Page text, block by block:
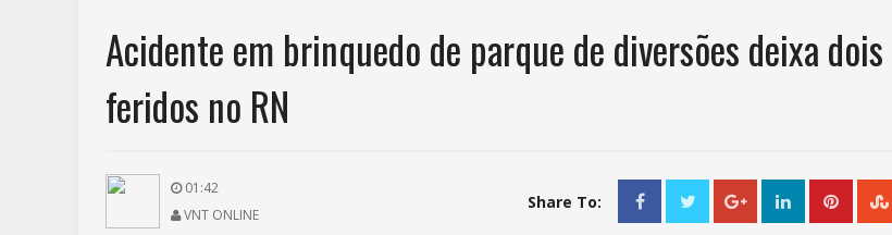
Acidente em brinquedo de parque de diversões deixa dois
feridos no RN
01:42
VNT ONLINE
Share To: